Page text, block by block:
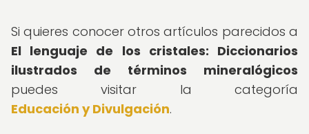
Si quieres conocer otros artículos parecidos a
El lenguaje de los cristales: Diccionarios
ilustrados de términos mineralógicos
puedes visitar la categoría
Educación y Divulgación.